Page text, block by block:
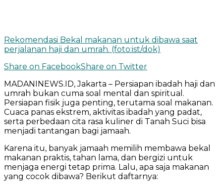
Rekomendasi Bekal makanan untuk dibawa saat
perjalanan haji dan umrah. (foto:ist/dok)
Share on FacebookShare on Twitter
MADANINEWS.ID, Jakarta – Persiapan ibadah haji dan
umrah bukan cuma soal mental dan spiritual.
Persiapan fisik juga penting, terutama soal makanan.
Cuaca panas ekstrem, aktivitas ibadah yang padat,
serta perbedaan cita rasa kuliner di Tanah Suci bisa
menjadi tantangan bagi jamaah.
Karena itu, banyak jamaah memilih membawa bekal
makanan praktis, tahan lama, dan bergizi untuk
menjaga energi tetap prima. Lalu, apa saja makanan
yang cocok dibawa? Berikut daftarnya: